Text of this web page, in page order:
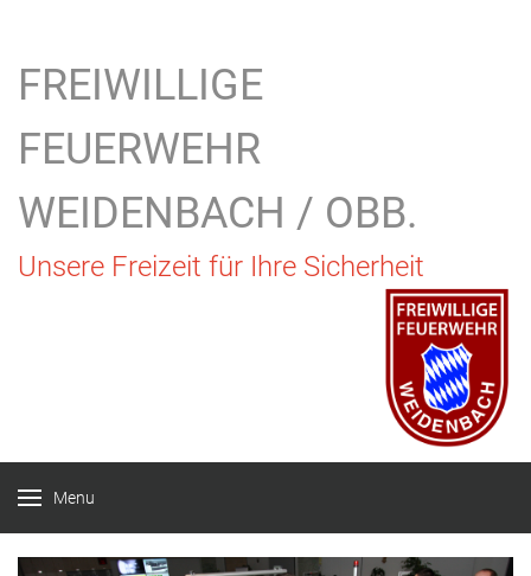
FREIWILLIGE
FEUERWEHR
WEIDENBACH / OBB.
Unsere Freizeit für Ihre Sicherheit
Menu